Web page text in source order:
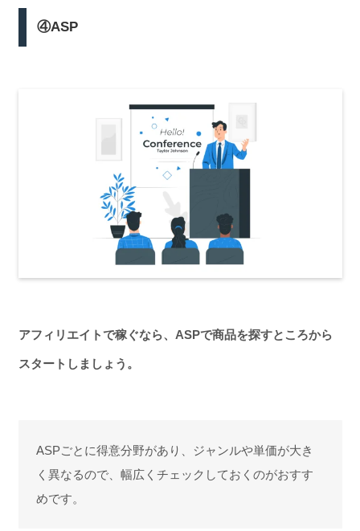
④ASP
アフィリエイトで稼ぐなら、ASPで商品を探すところから
スタートしましょう。
ASPごとに得意分野があり、ジャンルや単価が大き
く異なるので、幅広くチェックしておくのがおすす
めです。